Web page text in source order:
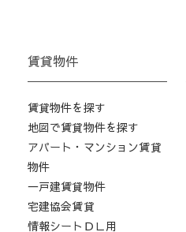
賃貸物件
賃貸物件を探す
地図で賃貸物件を探す
アパート・マンション賃貸
物件
一戸建賃貸物件
宅建協会賃貸
情報シートＤＬ用